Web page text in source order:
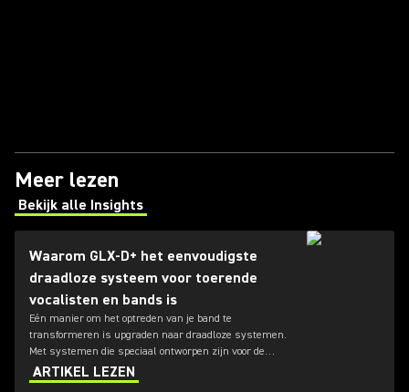
Meer lezen
Bekijk alle Insights
(Opens in a new tab)
Waarom GLX-D+ het eenvoudigste
draadloze systeem voor toerende
vocalisten en bands is
Eén manier om het optreden van je band te
transformeren is upgraden naar draadloze systemen.
Met systemen die speciaal ontworpen zijn voor de
stem, gitaren en andere instrumenten is GLX-D+ onze
nieuwste en verreweg eenvoudigste draadloze optie
ARTIKEL LEZEN